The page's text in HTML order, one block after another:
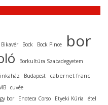
Bikavér Bock Bock Pince bor
Borkultúra Szabadegyetem
Budapest cabernet franc
cuvée
bor Enoteca Corso Etyeki Kúria
étel